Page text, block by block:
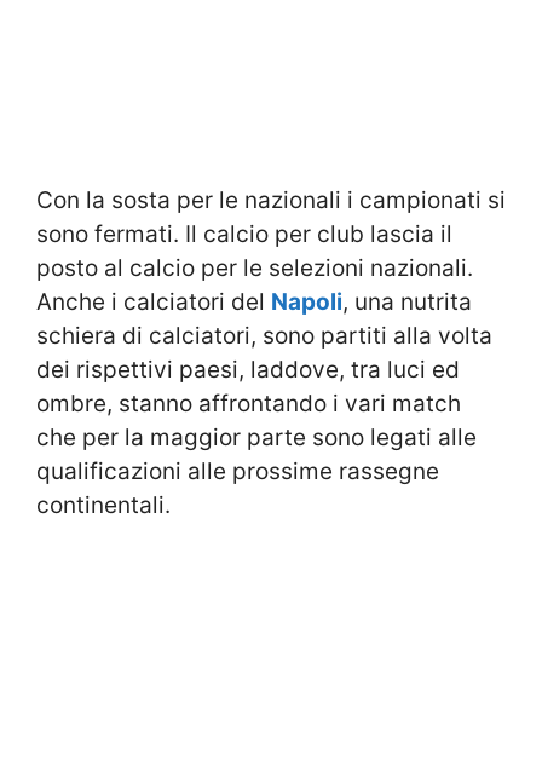
Con la sosta per le nazionali i campionati si
sono fermati. Il calcio per club lascia il
posto al calcio per le selezioni nazionali.
Anche i calciatori del Napoli, una nutrita
schiera di calciatori, sono partiti alla volta
dei rispettivi paesi, laddove, tra luci ed
ombre, stanno affrontando i vari match
che per la maggior parte sono legati alle
qualificazioni alle prossime rassegne
continentali.